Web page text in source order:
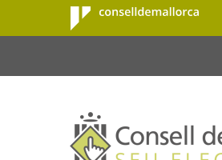
Salta al contingut principal
Consell de
Mallorca